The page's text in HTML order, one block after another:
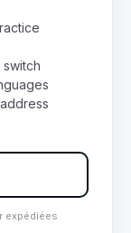
expédiées